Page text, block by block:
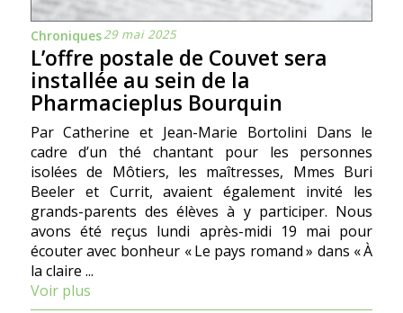
Chroniques29 mai 2025
L’offre postale de Couvet sera
installée au sein de la
Pharmacieplus Bourquin
Par Catherine et Jean-Marie Bortolini Dans le
cadre d’un thé chantant pour les personnes
isolées de Môtiers, les maîtresses, Mmes Buri
Beeler et Currit, avaient également invité les
grands-parents des élèves à y participer. Nous
avons été reçus lundi après-midi 19 mai pour
écouter avec bonheur « Le pays romand » dans « À
la claire ...
Voir plus